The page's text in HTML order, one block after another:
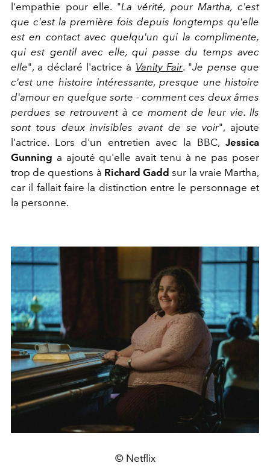
l'empathie pour elle. "La vérité, pour Martha, c'est
que c'est la première fois depuis longtemps qu'elle
est en contact avec quelqu'un qui la complimente,
qui est gentil avec elle, qui passe du temps avec
elle", a déclaré l'actrice à Vanity Fair. "Je pense que
c'est une histoire intéressante, presque une histoire
d'amour en quelque sorte - comment ces deux âmes
perdues se retrouvent à ce moment de leur vie. Ils
sont tous deux invisibles avant de se voir", ajoute
l'actrice. Lors d'un entretien avec la BBC, Jessica
Gunning a ajouté qu'elle avait tenu à ne pas poser
trop de questions à Richard Gadd sur la vraie Martha,
car il fallait faire la distinction entre le personnage et
la personne.
© Netflix